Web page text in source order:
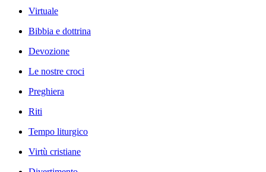
Virtuale
Bibbia e dottrina
Devozione
Le nostre croci
Preghiera
Riti
Tempo liturgico
Virtù cristiane